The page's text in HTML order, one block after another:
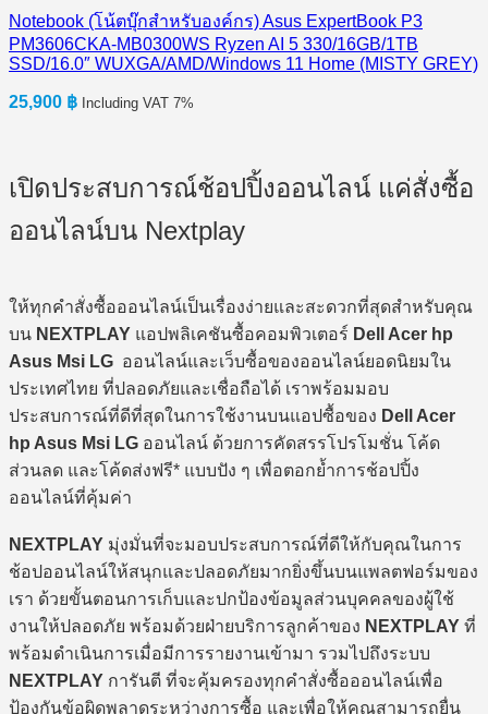
Notebook (โน้ตบุ๊กสำหรับองค์กร) Asus ExpertBook P3
PM3606CKA-MB0300WS Ryzen AI 5 330/16GB/1TB
SSD/16.0″ WUXGA/AMD/Windows 11 Home (MISTY GREY)
25,900 ฿ Including VAT 7%
เปิดประสบการณ์ช้อปปิ้งออนไลน์ แค่สั่งซื้อ
ออนไลน์บน Nextplay
ให้ทุกคำสั่งซื้อออนไลน์เป็นเรื่องง่ายและสะดวกที่สุดสำหรับคุณ
บน NEXTPLAY แอปพลิเคชันซื้อคอมพิวเตอร์ Dell Acer hp
Asus Msi LG ออนไลน์และเว็บซื้อของออนไลน์ยอดนิยมใน
ประเทศไทย ที่ปลอดภัยและเชื่อถือได้ เราพร้อมมอบ
ประสบการณ์ที่ดีที่สุดในการใช้งานบนแอปซื้อของ Dell Acer
hp Asus Msi LG ออนไลน์ ด้วยการคัดสรรโปรโมชั่น โค้ด
ส่วนลด และโค้ดส่งฟรี* แบบปัง ๆ เพื่อตอกย้ำการช้อปปิ้ง
ออนไลน์ที่คุ้มค่า
NEXTPLAY มุ่งมั่นที่จะมอบประสบการณ์ที่ดีให้กับคุณในการ
ช้อปออนไลน์ให้สนุกและปลอดภัยมากยิ่งขึ้นบนแพลตฟอร์มของ
เรา ด้วยขั้นตอนการเก็บและปกป้องข้อมูลส่วนบุคคลของผู้ใช้
งานให้ปลอดภัย พร้อมด้วยฝ่ายบริการลูกค้าของ NEXTPLAY ที่
พร้อมดำเนินการเมื่อมีการรายงานเข้ามา รวมไปถึงระบบ
NEXTPLAY การันตี ที่จะคุ้มครองทุกคำสั่งซื้อออนไลน์เพื่อ
ป้องกันข้อผิดพลาดระหว่างการซื้อ และเพื่อให้คุณสามารถยื่น